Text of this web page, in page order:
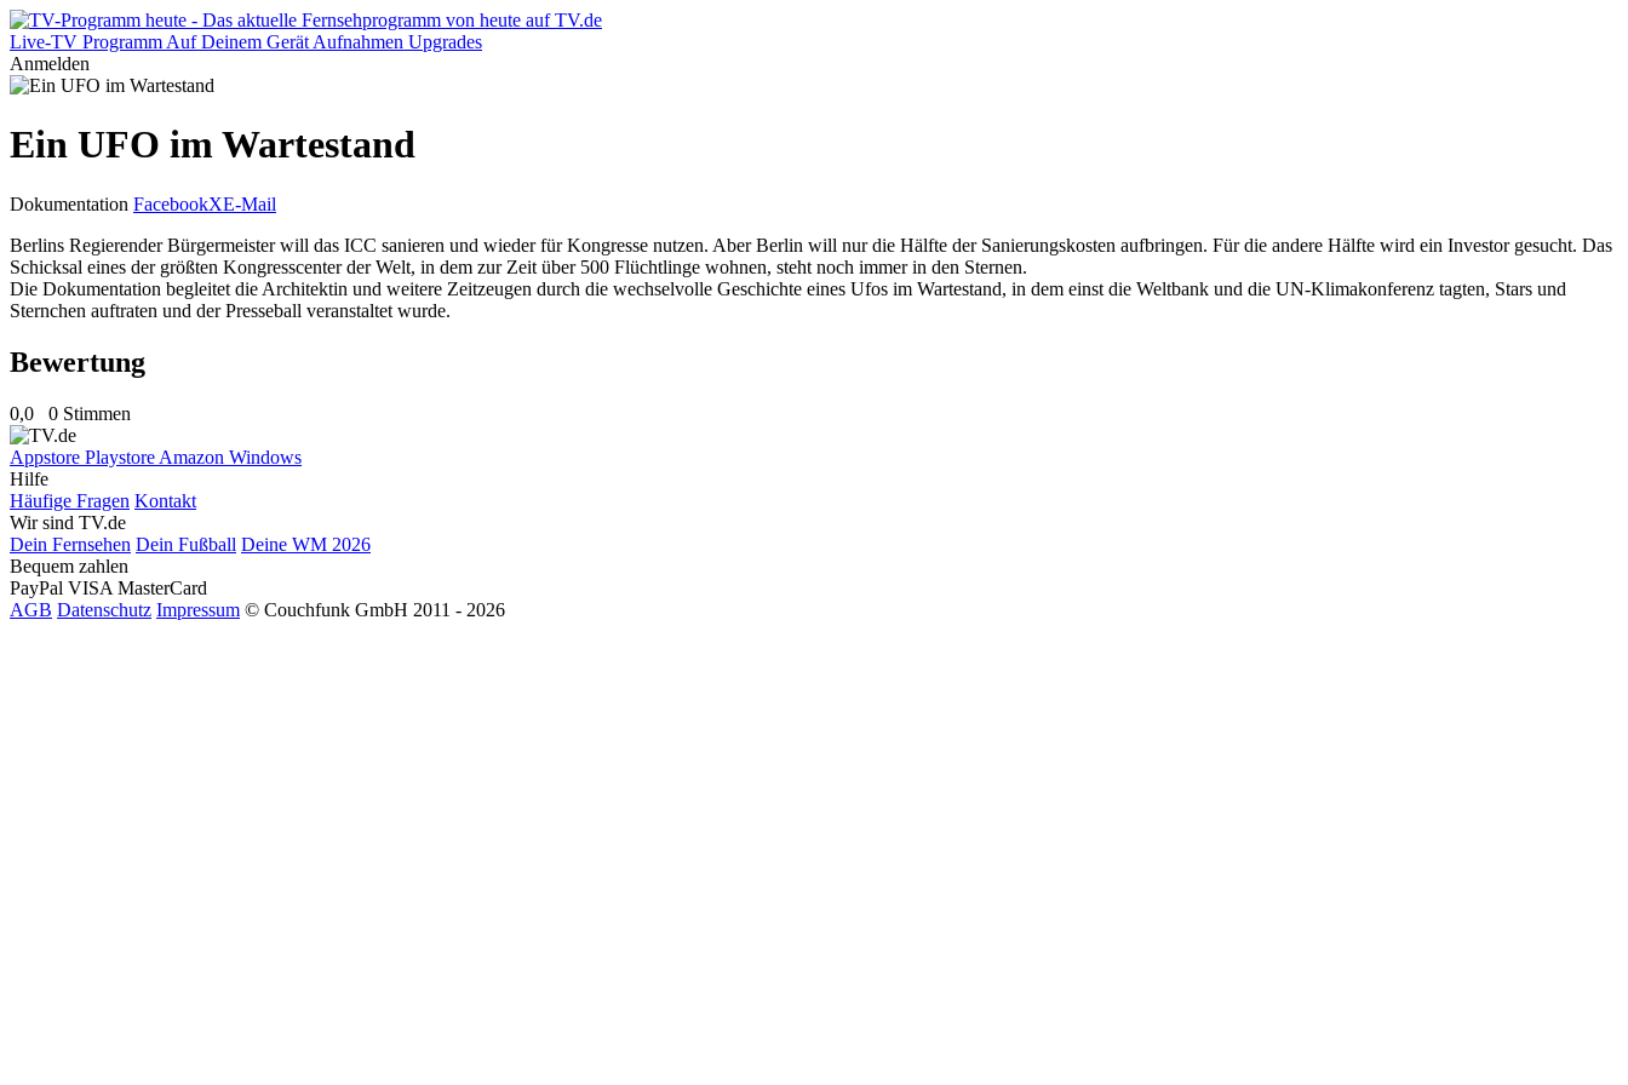
Live-TV Programm Auf Deinem Gerät Aufnahmen Upgrades
Anmelden
Ein UFO im Wartestand
Dokumentation FacebookXE-Mail
Berlins Regierender Bürgermeister will das ICC sanieren und wieder für Kongresse nutzen. Aber Berlin will nur die Hälfte der Sanierungskosten aufbringen. Für die andere Hälfte wird ein Investor gesucht. Das
Schicksal eines der größten Kongresscenter der Welt, in dem zur Zeit über 500 Flüchtlinge wohnen, steht noch immer in den Sternen.
Die Dokumentation begleitet die Architektin und weitere Zeitzeugen durch die wechselvolle Geschichte eines Ufos im Wartestand, in dem einst die Weltbank und die UN-Klimakonferenz tagten, Stars und
Sternchen auftraten und der Presseball veranstaltet wurde.
Bewertung
0,0 0 Stimmen
Appstore Playstore Amazon Windows
Hilfe
Häufige Fragen Kontakt
Wir sind TV.de
Dein Fernsehen Dein Fußball Deine WM 2026
Bequem zahlen
PayPal VISA MasterCard
AGB Datenschutz Impressum © Couchfunk GmbH 2011 - 2026